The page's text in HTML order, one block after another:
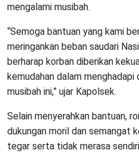
mengalami musibah.
“Semoga bantuan yang kami
meringankan beban saudari
berharap korban diberikan
kemudahan dalam
musibah ini,” ujar Kapolsek.
Selain menyerahkan bantuan,
dukungan moril dan semangat
tegar serta tidak merasa